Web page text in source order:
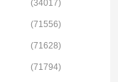
(34017)
(71556)
(71628)
(71794)